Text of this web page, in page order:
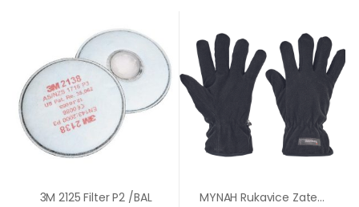
3M 2125 Filter P2 /BAL MYNAH Rukavice Zateplené Fleese